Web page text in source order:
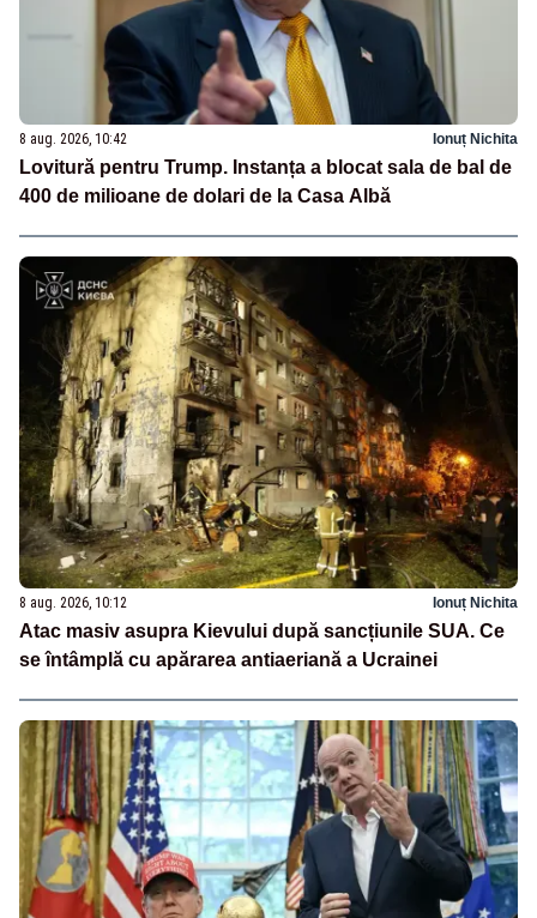
8 aug. 2026, 10:42 Ionuț Nichita
Lovitură pentru Trump. Instanța a blocat sala de bal de
400 de milioane de dolari de la Casa Albă
8 aug. 2026, 10:12 Ionuț Nichita
Atac masiv asupra Kievului după sancțiunile SUA. Ce
se întâmplă cu apărarea antiaeriană a Ucrainei